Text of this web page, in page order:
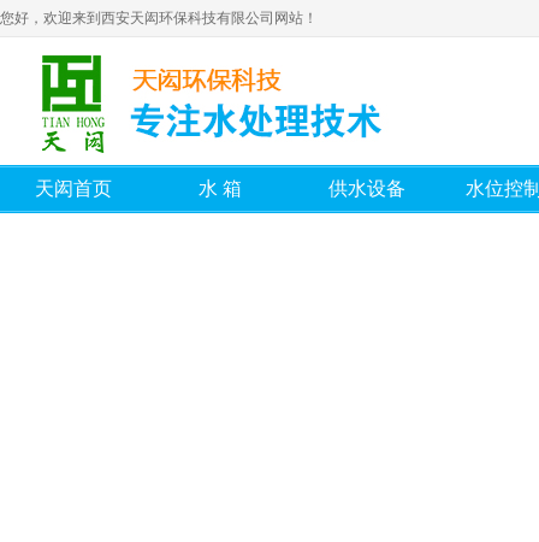
您好，欢迎来到西安天闳环保科技有限公司网站！
天闳首页 水箱 供水设备 水位控